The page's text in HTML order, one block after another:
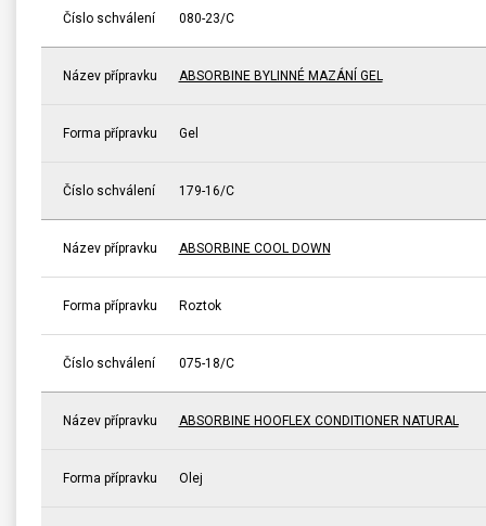
Číslo schválení 080-23/C
Název přípravku ABSORBINE BYLINNÉ MAZÁNÍ GEL
Forma přípravku Gel
Číslo schválení 179-16/C
Název přípravku ABSORBINE COOL DOWN
Forma přípravku Roztok
Číslo schválení 075-18/C
Název přípravku ABSORBINE HOOFLEX CONDITIONER NATURAL
Forma přípravku Olej